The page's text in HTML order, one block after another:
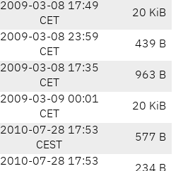
2009-03-08 17:49
CET
20 KiB
2009-03-08 23:59
CET
439 B
2009-03-08 17:35
CET
963 B
2009-03-09 00:01
CET
20 KiB
2010-07-28 17:53
CEST
577 B
2010-07-28 17:53